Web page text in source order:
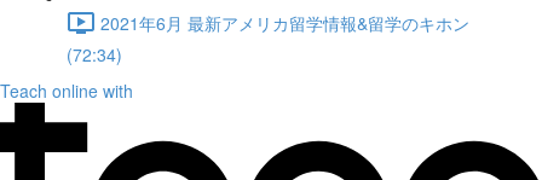
2021年6月 最新アメリカ留学情報&留学のキホン
(72:34)
Teach online with